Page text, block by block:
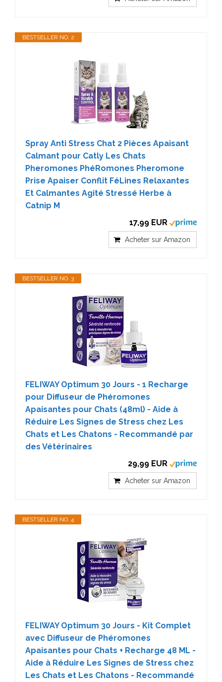
BESTSELLER NO. 2
Spray Anti Stress Chat 2 Pièces Apaisant
Calmant pour Catly Les Chats
Pheromones PhéRomones Pheromone
Prise Apaiser Conflit FéLines Relaxantes
Et Calmantes Agité Stressé Herbe à
Catnip M
17,99 EUR
Acheter sur Amazon
BESTSELLER NO. 3
FELIWAY Optimum 30 Jours - 1 Recharge
pour Diffuseur de Phéromones
Apaisantes pour Chats (48ml) - Aide à
Réduire Les Signes de Stress chez Les
Chats et Les Chatons - Recommandé par
des Vétérinaires
29,99 EUR
Acheter sur Amazon
BESTSELLER NO. 4
FELIWAY Optimum 30 Jours - Kit Complet
avec Diffuseur de Phéromones
Apaisantes pour Chats + Recharge 48 ML -
Aide à Réduire Les Signes de Stress chez
Les Chats et Les Chatons - Recommandé